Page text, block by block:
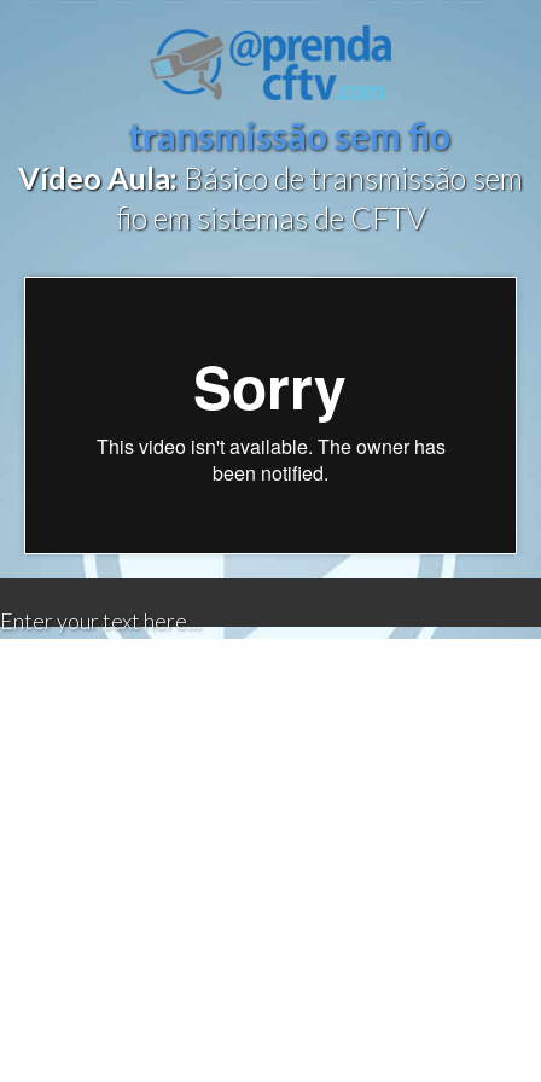
transmissão sem fio
VídeoAula: Básico de transmissão sem
fio em sistemas de CFTV
Enter your text here...